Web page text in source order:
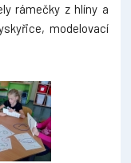
rámečky z hlíny a
modelovací